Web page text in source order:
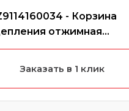
- Корзина
отжимная
430 (с
Заказать в 1 клик